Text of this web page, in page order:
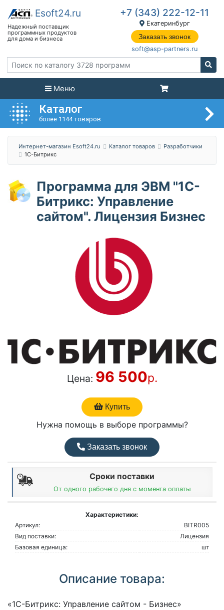
+7 (343) 222-12-11
Екатеринбург
Заказать звонок
soft@asp-partners.ru
Меню
Каталог
более 1144 товаров
Интернет-магазин Esoft24.ru Каталог товаров
Разработчики
1С-Битрикс
Программа для ЭВМ "1С-
Битрикс: Управление
сайтом". Лицензия Бизнес
Цена: 96 500р.
Купить
Нужна помощь в выборе программы?
Заказать звонок
Сроки поставки
От одного рабочего дня с момента оплаты
Характеристики:
Артикул:
BITR005
Вид поставки:
Лицензия
Базовая единица:
шт
Описание товара:
«1С-Битрикс: Управление сайтом - Бизнес»